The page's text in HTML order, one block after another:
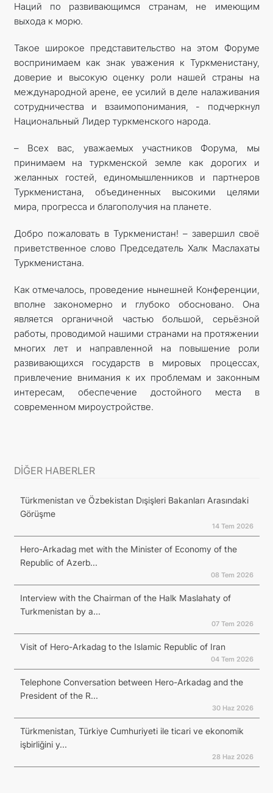
Наций по развивающимся странам, не имеющим
выхода к морю.
Такое широкое представительство на этом Форуме
воспринимаем как знак уважения к Туркменистану,
доверие и высокую оценку роли нашей страны на
международной арене, ее усилий в деле налаживания
сотрудничества и взаимопонимания, - подчеркнул
Национальный Лидер туркменского народа.
– Всех вас, уважаемых участников Форума, мы
принимаем на туркменской земле как дорогих и
желанных гостей, единомышленников и партнеров
Туркменистана, объединенных высокими целями
мира, прогресса и благополучия на планете.
Добро пожаловать в Туркменистан! – завершил своё
приветственное слово Председатель Халк Маслахаты
Туркменистана.
Как отмечалось, проведение нынешней Конференции,
вполне закономерно и глубоко обосновано. Она
является органичной частью большой, серьёзной
работы, проводимой нашими странами на протяжении
многих лет и направленной на повышение роли
развивающихся государств в мировых процессах,
привлечение внимания к их проблемам и законным
интересам, обеспечение достойного места в
современном мироустройстве.
DİĞER HABERLER
Türkmenistan ve Özbekistan Dışişleri Bakanları Arasındaki
Görüşme
14 Tem 2026
Hero-Arkadag met with the Minister of Economy of the
Republic of Azerb...
08 Tem 2026
Interview with the Chairman of the Halk Maslahaty of
Turkmenistan by a...
07 Tem 2026
Visit of Hero-Arkadag to the Islamic Republic of Iran
04 Tem 2026
Telephone Conversation between Hero-Arkadag and the
President of the R...
30 Haz 2026
Türkmenistan, Türkiye Cumhuriyeti ile ticari ve ekonomik
işbirliğini y...
28 Haz 2026